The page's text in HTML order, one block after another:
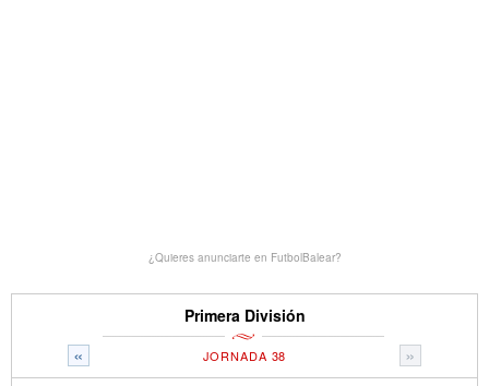
¿Quieres anunciarte en FutbolBalear?
Primera División
« »
JORNADA 38